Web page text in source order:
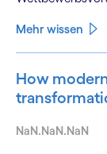
Mehr wissen
How
NaN.NaN.NaN